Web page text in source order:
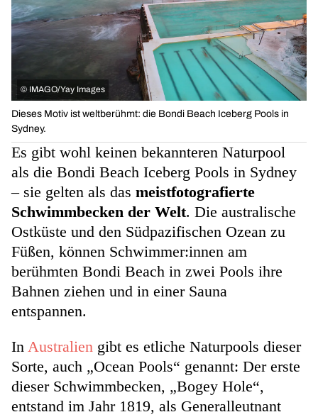
© IMAGO/Yay Images
Dieses Motiv ist weltberühmt: die Bondi Beach Iceberg Pools in
Sydney.
Es gibt wohl keinen bekannteren Naturpool
als die Bondi Beach Iceberg Pools in Sydney
– sie gelten als das meistfotografierte
Schwimmbecken der Welt. Die australische
Ostküste und den Südpazifischen Ozean zu
Füßen, können Schwimmer:innen am
berühmten Bondi Beach in zwei Pools ihre
Bahnen ziehen und in einer Sauna
entspannen.
In Australien gibt es etliche Naturpools dieser
Sorte, auch „Ocean Pools“ genannt: Der erste
dieser Schwimmbecken, „Bogey Hole“,
entstand im Jahr 1819, als Generalleutnant